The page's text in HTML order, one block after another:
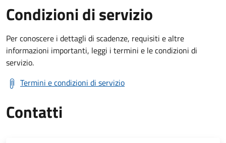
Condizioni di servizio
Per conoscere i dettagli di scadenze, requisiti e altre
informazioni importanti, leggi i termini e le condizioni di
servizio.
Termini e condizioni di servizio
Contatti